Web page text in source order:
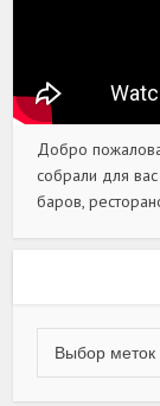
Добро
собрали для
баров,